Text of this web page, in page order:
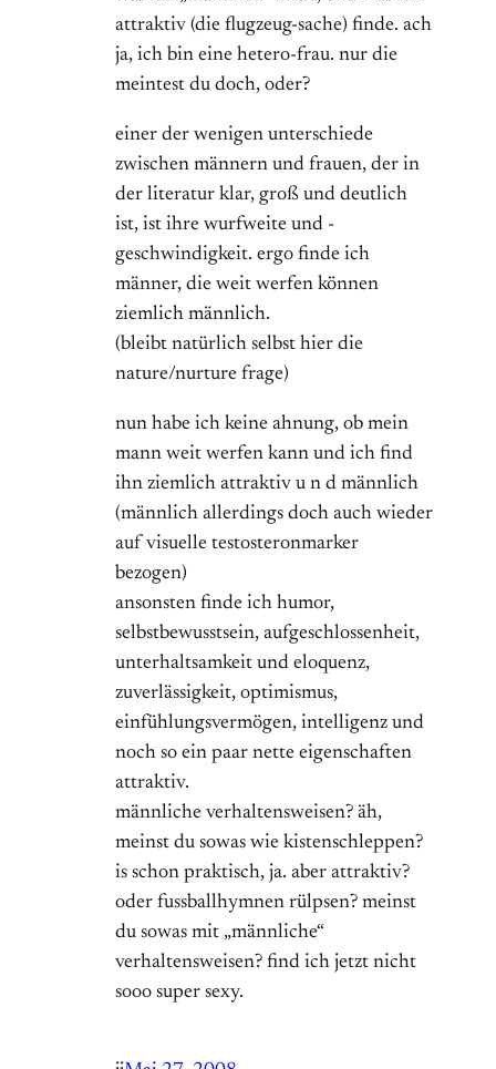
attraktiv (die flugzeug-sache) finde. ach
ja, ich bin eine hetero-frau. nur die
meintest du doch, oder?
einer der wenigen unterschiede
zwischen männern und frauen, der in
der literatur klar, groß und deutlich
ist, ist ihre wurfweite und -
geschwindigkeit. ergo finde ich
männer, die weit werfen können
ziemlich männlich.
(bleibt natürlich selbst hier die
nature/nurture frage)
nun habe ich keine ahnung, ob mein
mann weit werfen kann und ich find
ihn ziemlich attraktiv u n d männlich
(männlich allerdings doch auch wieder
auf visuelle testosteronmarker
bezogen)
ansonsten finde ich humor,
selbstbewusstsein, aufgeschlossenheit,
unterhaltsamkeit und eloquenz,
zuverlässigkeit, optimismus,
einfühlungsvermögen, intelligenz und
noch so ein paar nette eigenschaften
attraktiv.
männliche verhaltensweisen? äh,
meinst du sowas wie kistenschleppen?
is schon praktisch, ja. aber attraktiv?
oder fussballhymnen rülpsen? meinst
du sowas mit „männliche“
verhaltensweisen? find ich jetzt nicht
sooo super sexy.